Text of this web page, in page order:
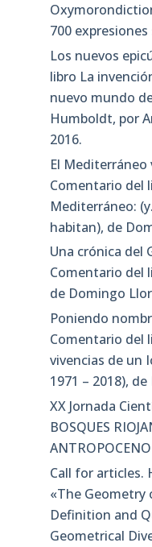
700
Los nuevos
libro La
nuevo mundo
Humboldt, por
2016.
El
Comentario del
Mediterráneo:
habitan), de
Una crónica del
Comentario del
de Domingo
Poniendo
Comentario del
vivencias de un
1971 – 2018),
XX Jornada
BOSQUES
ANTROPOCENO
Call for articles.
«The Geometry
Definition and
Geometrical